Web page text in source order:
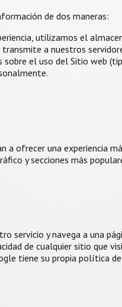
de dos maneras:
utilizamos el
a nuestros
el uso del Sitio web
ofrecer una experiencia
y secciones más
y navega a una
de cualquier sitio que
tiene su propia política